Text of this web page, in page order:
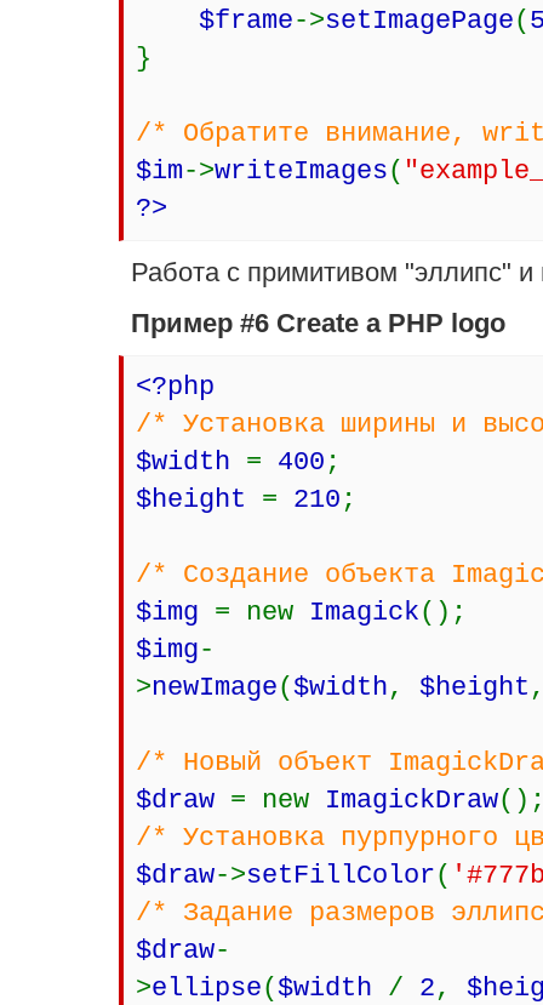
$frame->setImagePage(
}
/* Обратите внимание,
$im->writeImages(
?>
Работа с примитивом "эллипс"
Пример #6 Create a PHP logo
<?php
/* Установка ширины и
$width = 400 ;
$height = 210 ;
/* Создание объекта
$img = new Imagick();
$img-
>newImage($width, $height
/* Новый объект
$draw = new ImagickDraw
/* Установка пурпурного
$draw->setFillColor(
/* Задание размеров
$draw-
>ellipse($width / 2,